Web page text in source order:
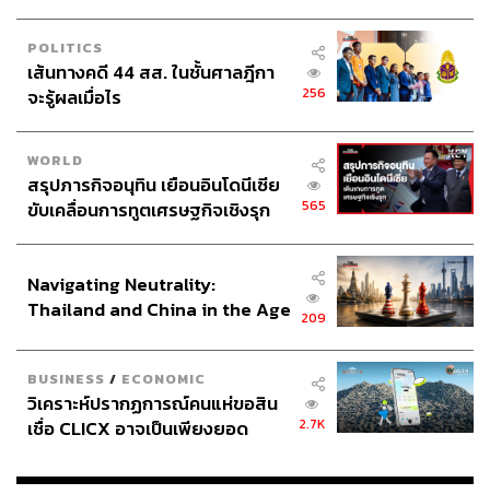
POLITICS
เส้นทางคดี 44 สส. ในชั้นศาลฎีกา
จะรู้ผลเมื่อไร
256
WORLD
สรุปภารกิจอนุทิน เยือนอินโดนีเซีย
ขับเคลื่อนการทูตเศรษฐกิจเชิงรุก
565
Navigating Neutrality:
Thailand and China in the Age
209
BUSINESS / ECONOMIC
วิเคราะห์ปรากฏการณ์คนแห่ขอสิน
เชื่อ CLICX อาจเป็นเพียงยอด
เรือนไทยที่ถูกซุกไว้
2.7K